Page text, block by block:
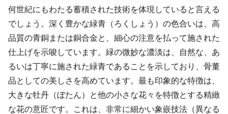
何世紀にもわたる蓄積された技術を体現していると言える
でしょう。深く豊かな緑青（ろくしょう）の色合いは、高
品質の青銅または銅合金と、細心の注意を払って施された
仕上げを示唆しています。緑の微妙な濃淡は、自然な、あ
るいは丁寧に施された緑青であることを示しており、骨董
品としての美しさを高めています。最も印象的な特徴は、
大きな牡丹（ぼたん）と他の小さな花々を特徴とする精緻
な花の意匠です。これは、非常に細かい象嵌技法（異なる